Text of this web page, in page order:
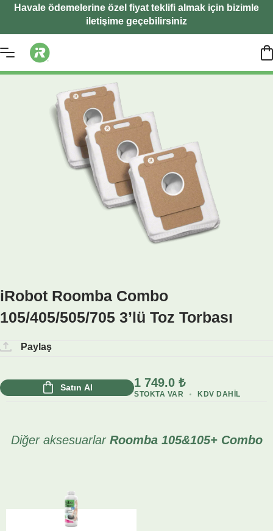
Havale ödemelerine özel fiyat teklifi almak için bizimle
iletişime geçebilirsiniz
iRobot Roomba Combo
105/405/505/705 3’lü Toz Torbası
Paylaş
Satın Al 1 749.0 ₺
KDV DAHIL
STOKTA VAR
Diğer aksesuarlarRoomba 105&105+ Combo